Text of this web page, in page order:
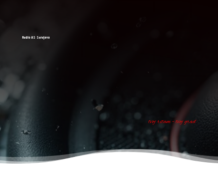
Radio AS Sarajevo
tvoj ritam - tvoj grad